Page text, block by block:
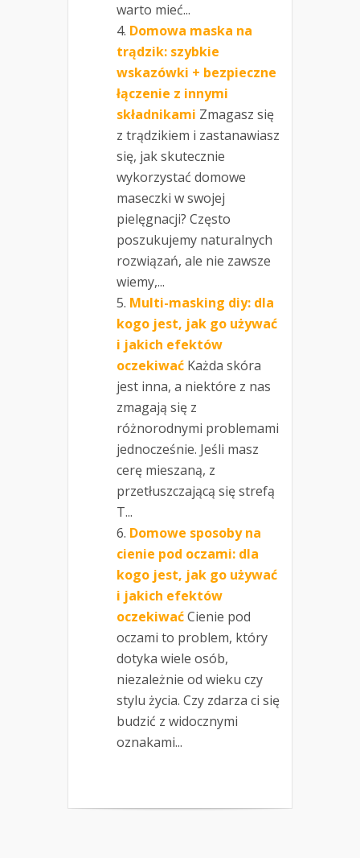
warto mieć...
Domowa maska na
trądzik: szybkie
wskazówki + bezpieczne
łączenie z innymi
składnikami Zmagasz się
z trądzikiem i zastanawiasz
się, jak skutecznie
wykorzystać domowe
maseczki w swojej
pielęgnacji? Często
poszukujemy naturalnych
rozwiązań, ale nie zawsze
wiemy,...
Multi-masking diy: dla
kogo jest, jak go używać
i jakich efektów
oczekiwać Każda skóra
jest inna, a niektóre z nas
zmagają się z
różnorodnymi problemami
jednocześnie. Jeśli masz
cerę mieszaną, z
przetłuszczającą się strefą
T...
Domowe sposoby na
cienie pod oczami: dla
kogo jest, jak go używać
i jakich efektów
oczekiwaćCienie pod
oczami to problem, który
dotyka wiele osób,
niezależnie od wieku czy
stylu życia. Czy zdarza ci się
budzić z widocznymi
oznakami...